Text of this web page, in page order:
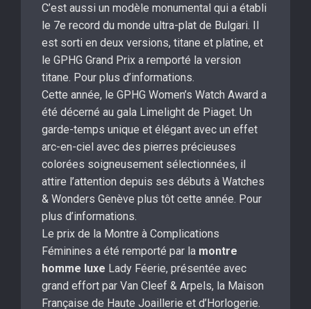
C’est aussi un modèle monumental qui a établi
le 7e record du monde ultra-plat de Bulgari. Il
est sorti en deux versions, titane et platine, et
le GPHG Grand Prix a remporté la version
titane. Pour plus d’informations.
Cette année, le GPHG Women’s Watch Award a
été décerné au gala Limelight de Piaget. Un
garde-temps unique et élégant avec un effet
arc-en-ciel avec des pierres précieuses
colorées soigneusement sélectionnées, il
attire l’attention depuis ses débuts à Watches
& Wonders Genève plus tôt cette année. Pour
plus d’informations.
Le prix de la Montre à Complications
Féminines a été remporté par la montre
homme luxe Lady Féerie, présentée avec
grand effort par Van Cleef & Arpels, la Maison
Française de Haute Joaillerie et d’Horlogerie.